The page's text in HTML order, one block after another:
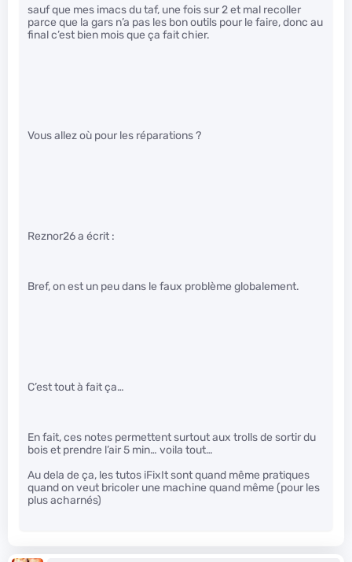
sauf que mes imacs du taf, une fois sur 2 et mal recoller
parce que la gars n’a pas les bon outils pour le faire, donc au
final c’est bien mois que ça fait chier.
Vous allez où pour les réparations ?
Reznor26 a écrit :
Bref, on est un peu dans le faux problème globalement.
C’est tout à fait ça…
En fait, ces notes permettent surtout aux trolls de sortir du
bois et prendre l’air 5 min… voila tout…
Au dela de ça, les tutos iFixIt sont quand même pratiques
quand on veut bricoler une machine quand même (pour les
plus acharnés)